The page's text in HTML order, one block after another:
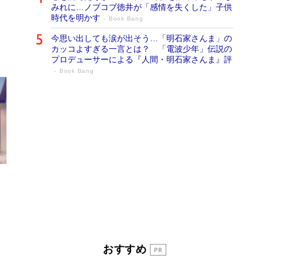
みれに…ノブコブ徳井が「感情を失くした」子供
時代を明かす
Book Bang
今思い出しても涙が出そう…「明石家さんま」の
カッコよすぎる一言とは？ 「電波少年」伝説の
プロデューサーによる『人間・明石家さんま』評
Book Bang
俳優・高嶋政伸が家族に教わった“人を育てるコ
おすすめ